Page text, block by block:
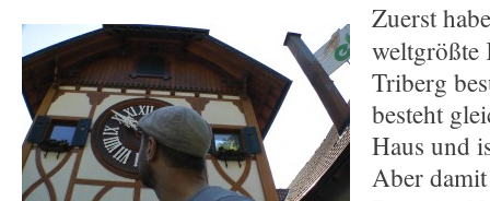
Zuerst
Triberg
besteht
Haus und
Aber